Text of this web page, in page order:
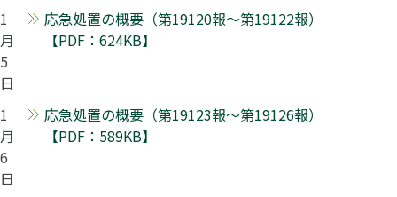
1
月
5
日
応急処置の概要（第19120報～第19122報）
【PDF：624KB】
1
月
6
日
応急処置の概要（第19123報～第19126報）
【PDF：589KB】